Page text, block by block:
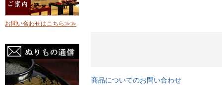
お問い合わせはこちら≫≫
商品についてのお問い合わせ